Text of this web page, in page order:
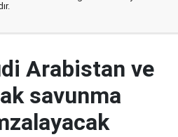
Arabistan ve
savunma